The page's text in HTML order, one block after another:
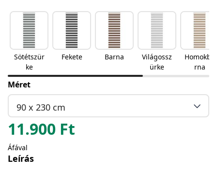
Sötétszür
ke
Fekete Barna
Világossz
ürke
Homokba
rna
Méret
90 x 230 cm
11.900 Ft
Áfával
Leírás